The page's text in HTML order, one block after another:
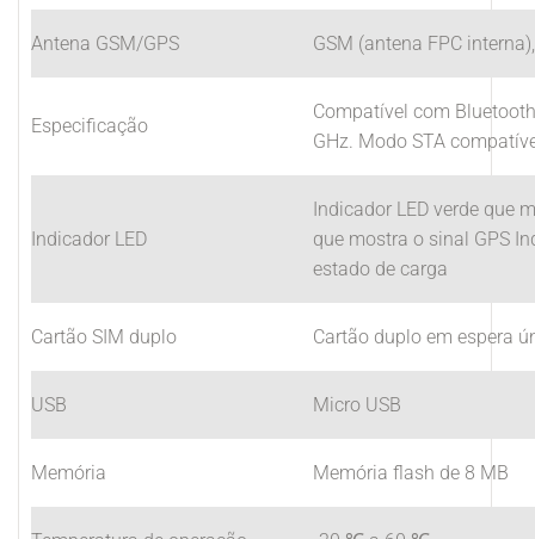
Antena GSM/GPS GSM (antena FPC
Especificação
Compatível com
GHz. Modo STA
Indicador LED
Indicador LED verde que
que mostra o sinal GPS
estado de carga
Cartão SIM duplo Cartão duplo em espera
USB Micro USB
Memória Memória flash de 8 MB